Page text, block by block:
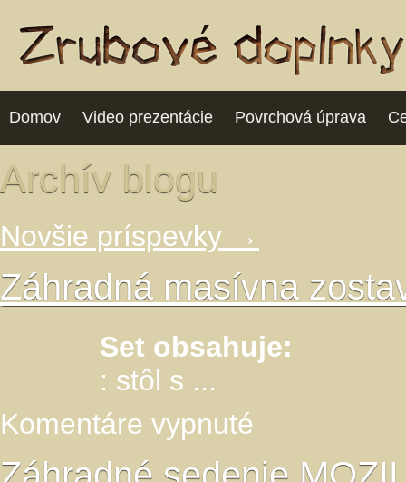
Domov Video prezentácie Povrchová úprava
Archív blogu
Novšie príspevky →
Záhradná masívna
Set obsahuje:
: stôl s ...
Komentáre vypnuté
vhodná